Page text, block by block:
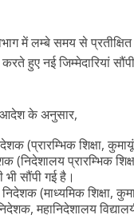
में लम्बे समय से
हुए नई जिम्मेदारियां
आदेश के अनुसार,
(प्रारम्भिक शिक्षा,
(निदेशालय प्रारम्भिक
भी सौंपी गई है।
(माध्यमिक शिक्षा,
महानिदेशालय